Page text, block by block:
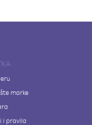
marke
i pravila